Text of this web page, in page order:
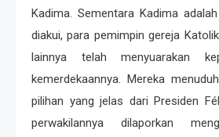
Kadima. Sementara Kadima
diakui, para pemimpin gereja
lainnya telah menyuarakan
kemerdekaannya. Mereka
pilihan yang jelas dari Presiden
perwakilannya dilaporkan